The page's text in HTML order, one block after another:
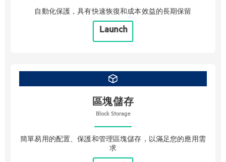
自動化保護，具有快速恢復和成本效益的長期保留
Launch
區塊儲存
Block Storage
簡單易用的配置、保護和管理區塊儲存，以滿足您的應用需
求